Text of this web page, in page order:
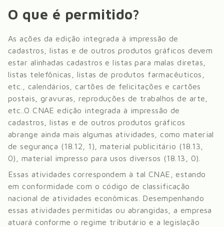
O que é permitido?
As ações da edição integrada à impressão de
cadastros, listas e de outros produtos gráficos devem
estar alinhadas cadastros e listas para malas diretas,
listas telefônicas, listas de produtos farmacêuticos,
etc., calendários, cartões de felicitações e cartões
postais, gravuras, reproduções de trabalhos de arte,
etc.. O CNAE edição integrada à impressão de
cadastros, listas e de outros produtos gráficos
abrange ainda mais algumas atividades, como material
de segurança (18.12, 1), material publicitário (18.13,
0), material impresso para usos diversos (18.13, 0)
Essas atividades correspondem à tal CNAE, estando
em conformidade com o código de classificação
nacional de atividades econômicas. Desempenhando
essas atividades permitidas ou abrangidas, a empresa
atuará conforme o regime tributário e a legislação